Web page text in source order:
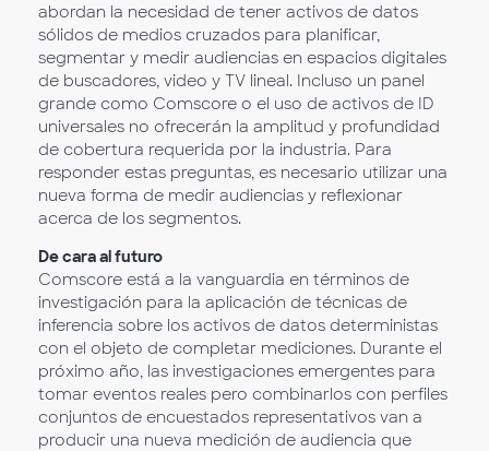
abordan la necesidad de tener activos de datos
sólidos de medios cruzados para planificar,
segmentar y medir audiencias en espacios digitales
de buscadores, video y TV lineal. Incluso un panel
grande como Comscore o el uso de activos de ID
universales no ofrecerán la amplitud y profundidad
de cobertura requerida por la industria. Para
responder estas preguntas, es necesario utilizar una
nueva forma de medir audiencias y reflexionar
acerca de los segmentos.
De cara al futuro
Comscore está a la vanguardia en términos de
investigación para la aplicación de técnicas de
inferencia sobre los activos de datos deterministas
con el objeto de completar mediciones. Durante el
próximo año, las investigaciones emergentes para
tomar eventos reales pero combinarlos con perfiles
conjuntos de encuestados representativos van a
producir una nueva medición de audiencia que